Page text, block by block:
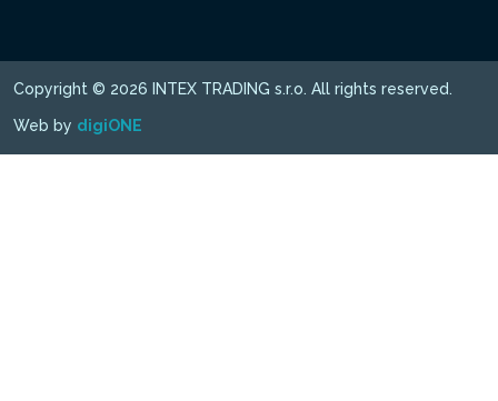
Copyright © 2026 INTEX TRADING s.r.o. All rights reserved.
Web by digiONE